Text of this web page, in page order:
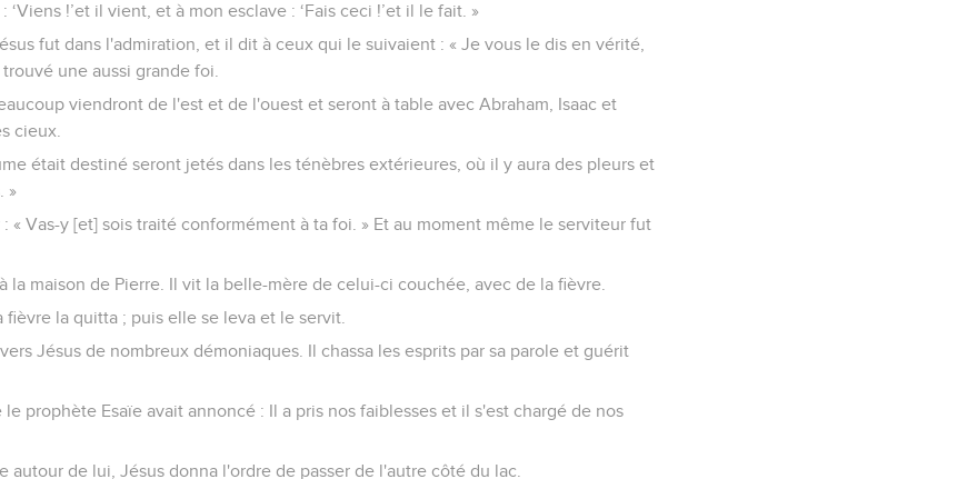
: ‘Viens !’et il vient, et à mon esclave : ‘Fais ceci !’et il le fait. »
fut dans l'admiration, et il dit à ceux qui le suivaient : « Je vous le dis en vérité,
une aussi grande foi.
viendront de l'est et de l'ouest et seront à table avec Abraham, Isaac et
cieux.
était destiné seront jetés dans les ténèbres extérieures, où il y aura des pleurs et
»
: « Vas-y [et] sois traité conformément à ta foi. » Et au moment même le serviteur fut
la maison de Pierre. Il vit la belle-mère de celui-ci couchée, avec de la fièvre.
fièvre la quitta ; puis elle se leva et le servit.
vers Jésus de nombreux démoniaques. Il chassa les esprits par sa parole et guérit
prophète Esaïe avait annoncé : Il a pris nos faiblesses et il s'est chargé de nos
autour de lui, Jésus donna l'ordre de passer de l'autre côté du lac.